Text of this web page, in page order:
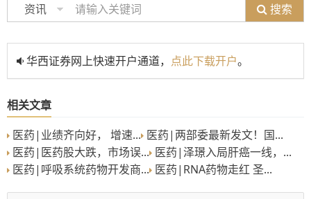
资讯 搜索
华西证券网上快速开户通道， 点此下载开户。
相关文章
医药|业绩齐向好， 增速... 医药|两部委最新发文！国...
医药|医药股大跌，市场误... 医药|泽璟入局肝癌一线，...
医药|呼吸系统药物开发商... 医药|RNA药物走红 圣...